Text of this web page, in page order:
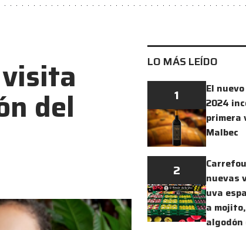
del
LO MÁS LEÍDO
1
El
2024
primera
Malbec
2
nuevas
uva
a
algodón